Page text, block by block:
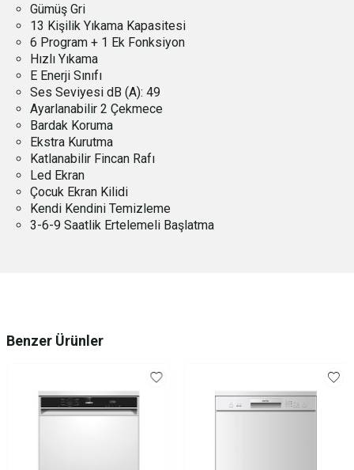
Gümüş Gri
13 Kişilik Yıkama Kapasitesi
6 Program + 1 Ek Fonksiyon
Hızlı Yıkama
E Enerji Sınıfı
Ses Seviyesi dB (A): 49
Ayarlanabilir 2 Çekmece
Bardak Koruma
Ekstra Kurutma
Katlanabilir Fincan Rafı
Led Ekran
Çocuk Ekran Kilidi
Kendi Kendini Temizleme
3-6-9 Saatlik Ertelemeli Başlatma
Benzer Ürünler